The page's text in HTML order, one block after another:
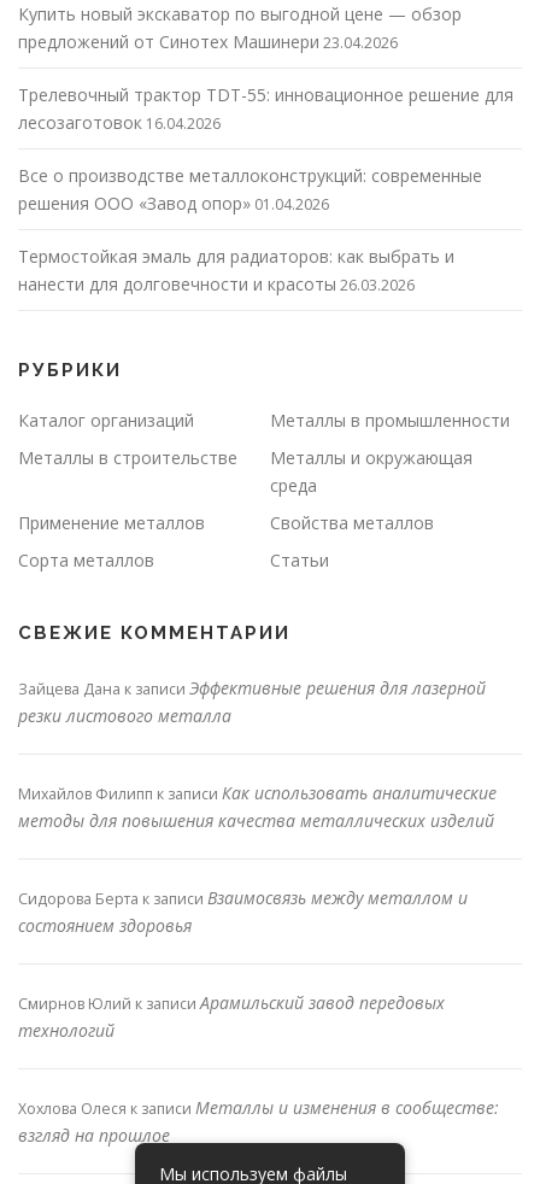
Купить новый экскаватор по выгодной цене — обзор
предложений от Синотех Машинери 23.04.2026
Трелевочный трактор TDT-55: инновационное решение для
лесозаготовок 16.04.2026
Все о производстве металлоконструкций: современные
решения ООО «Завод опор» 01.04.2026
Термостойкая эмаль для радиаторов: как выбрать и
нанести для долговечности и красоты 26.03.2026
РУБРИКИ
Каталог организаций
Металлы в промышленности
Металлы в строительстве
Металлы и окружающая
среда
Применение металлов
Свойства металлов
Сорта металлов
Статьи
СВЕЖИЕ КОММЕНТАРИИ
Зайцева Дана к записи Эффективные решения для лазерной
резки листового металла
Михайлов Филипп к записи Как использовать аналитические
методы для повышения качества металлических изделий
Сидорова Берта к записи Взаимосвязь между металлом и
состоянием здоровья
Смирнов Юлий к записиАрамильский завод передовых
технологий
Хохлова Олеся к записи Металлы и изменения в сообществе:
взгляд на прошлое
Мы используем файлы